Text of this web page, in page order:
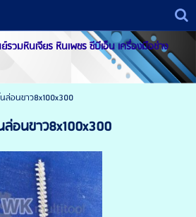
รวมหินเจียร หินเพชร ซีบีเอ็น เครื่องมือช่าง
ล่อนขาว8x100x300
ล่อนขาว8x100x300